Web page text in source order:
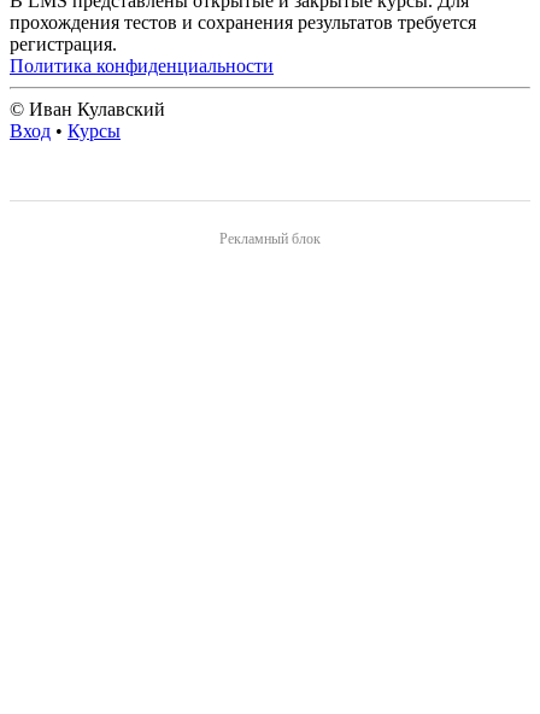
прохождения тестов и сохранения результатов требуется
регистрация.
Политика конфиденциальности
© Иван Кулавский
Вход • Курсы
Рекламный блок